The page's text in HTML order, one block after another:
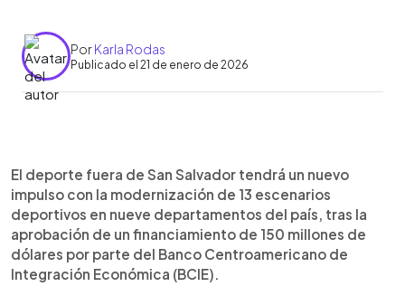
PorKarla Rodas
Publicado el 21 de enero de 2026
Escuchar artículo
El BCIE aprobó un financiamiento de 150 millones
de dólares para modernizar 13 escenarios
deportivos en nueve departamentos de El
Salvador, como parte del programa Prodeporte II,
ejecutado por el INDES. Las obras se
desarrollarán en La Unión, Santa Ana, La Paz,
Usulután, Cabañas, San Vicente, San Miguel,
El deporte fuera de San Salvador tendrá un nuevo
impulso con la modernización de 13 escenarios
deportivos en nueve departamentos del país, tras la
aprobación de un financiamiento de 150 millones de
dólares por parte del Banco Centroamericano de
Integración Económica (BCIE).